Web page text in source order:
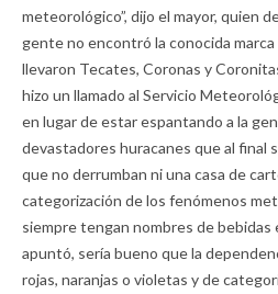
meteorológico”, dijo el mayor, quien
gente no encontró la conocida
llevaron Tecates, Coronas y
hizo un llamado al Servicio
en lugar de estar espantando a la
devastadores huracanes que al final
que no derrumban ni una casa de
categorización de los fenómenos
siempre tengan nombres de bebidas
apuntó, sería bueno que la
rojas, naranjas o violetas y de